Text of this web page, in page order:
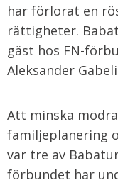
har förlorat en
rättigheter.
gäst hos FN-
Aleksander
Att minska
familjeplanering
var tre av
förbundet har